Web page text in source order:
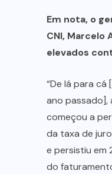
Em nota, o
CNI, Marcelo
elevados
“De lá para
ano passado],
começou a
da taxa de
e persistiu em
do